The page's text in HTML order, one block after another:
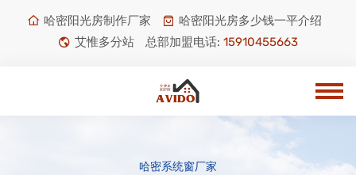
哈密阳光房制作厂家
哈密阳光房多少钱一平介绍
艾惟多分站
总部加盟电话: 15910455663
哈密系统窗厂家